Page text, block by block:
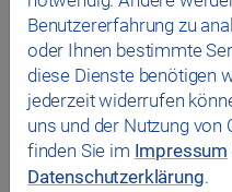
02.10.2025
Rückblick zum
Ein tierisches
Spätsommerwetter:
Hundeschwimmen im
Benutzererfahrung zu
oder Ihnen bestimmte
diese Dienste benötigen
jederzeit widerrufen
uns und der Nutzung
finden Sie im Impressum
Datenschutzerklärung.